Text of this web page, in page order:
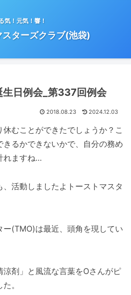
気！元気！響！
ターズクラブ(池袋)
生日例会_第337回例会
2018.08.23 2024.12.03
むことができたでしょうか？こ
きるかできないかで、自分の務め
れますね…
活動しましたよトーストマスタ
ー(TMO)は最近、頭角を現してい
剤」と風流な言葉をOさんがピ
。